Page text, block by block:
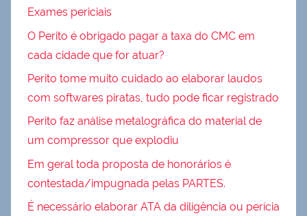
Exames periciais
O Perito é obrigado pagar a taxa do CMC em
cada cidade que for atuar?
Perito tome muito cuidado ao elaborar laudos
com softwares piratas, tudo pode ficar registrado
Perito faz análise metalográfica do material de
um compressor que explodiu
Em geral toda proposta de honorários é
contestada/impugnada pelas PARTES.
É necessário elaborar ATA da diligência ou perícia